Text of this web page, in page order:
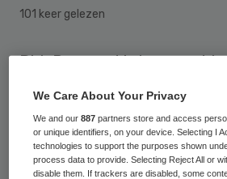
101 keer gelezen
Dirk Ruwaard is benoemd
Zorgautoriteit (NZa). De
een periode van vier jaar en
worden verlengd.
We Care About Your Privacy
We and our887 partners store and access
or unique identifiers, on your device. Selecting I
technologies to support the purposes shown
process data to provide. Selecting Reject All or
disable them. If trackers are disabled, some